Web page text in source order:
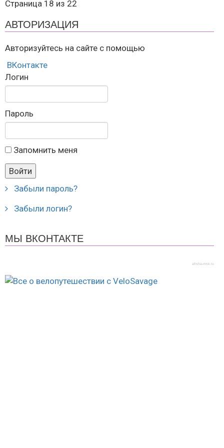
Страница 18 из 22
АВТОРИЗАЦИЯ
Авторизуйтесь на сайте с помощью
ВКонтакте
Логин
Пароль
Запомнить меня
Забыли пароль?
Забыли логин?
МЫ ВКОНТАКТЕ
afisha-msk.ru